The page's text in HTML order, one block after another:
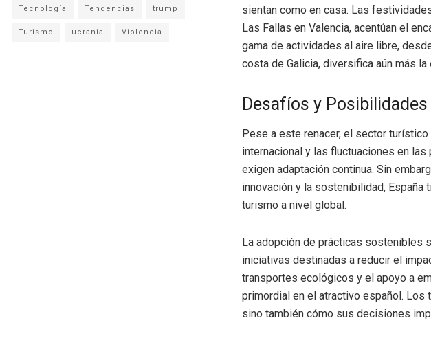
sientan como en casa. Las
Las Fallas en Valencia, acentúan el
gama de actividades al aire libre,
costa de Galicia, diversifica aún más
Desafíos y Posibilidades
Pese a este renacer, el sector
internacional y las fluctuaciones en
exigen adaptación continua. Sin
innovación y la sostenibilidad, España
turismo a nivel global.
La adopción de prácticas sostenibles
iniciativas destinadas a reducir el
transportes ecológicos y el apoyo a
primordial en el atractivo español.
sino también cómo sus decisiones
Tecnología Tendencias trump
Turismo ucrania Violencia